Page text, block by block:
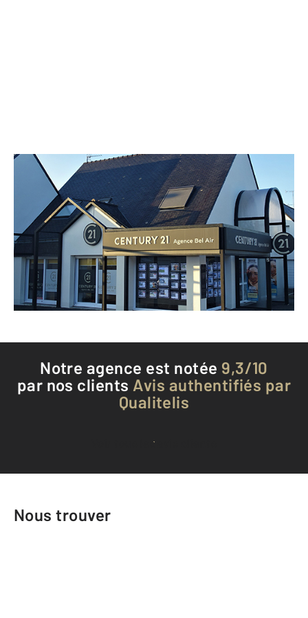
CENTURY 21 Agence Bel Air
37 rue de la Plage
PENESTIN - 56760
Envoyer un message
Téléphoner à l'agence
Notre agence est notée 9,3/10
par nos clients Avis authentifiés par
Qualitelis
Voir tous les avis clients
Nous trouver